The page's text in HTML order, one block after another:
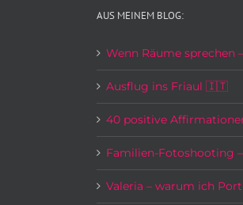
AUS MEINEM BLOG:
Wenn Räume
Ausflug ins Friaul 🇮🇹
40 positive
Familien-Fotoshooting
Valeria – warum ich